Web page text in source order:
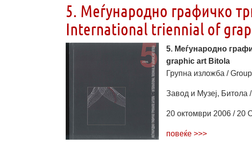
5. Меѓународно графичко
International triennial of
5. Меѓународно
graphic art Bitola
Групна изложба /
Завод и Музеј, Битола
20 октомври 2006 / 20
повеќе >>>